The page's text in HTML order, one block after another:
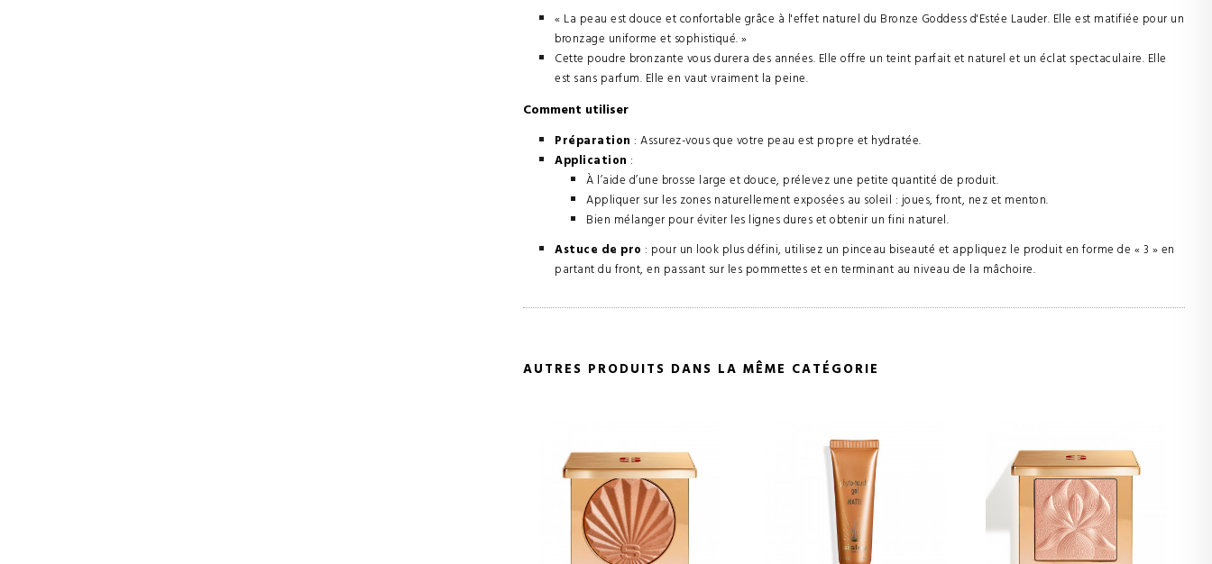
« La peau est douce et confortable grâce à l'effet naturel du Bronze Goddess d'Estée Lauder. Elle est matifiée pour un
bronzage uniforme et sophistiqué. »
Cette poudre bronzante vous durera des années. Elle offre un teint parfait et naturel et un éclat spectaculaire. Elle
est sans parfum. Elle en vaut vraiment la peine.
Comment utiliser
Préparation : Assurez-vous que votre peau est propre et hydratée.
Application :
À l’aide d’une brosse large et douce, prélevez une petite quantité de produit.
Appliquer sur les zones naturellement exposées au soleil : joues, front, nez et menton.
Bien mélanger pour éviter les lignes dures et obtenir un fini naturel.
Astuce de pro : pour un look plus défini, utilisez un pinceau biseauté et appliquez le produit en forme de « 3 » en
partant du front, en passant sur les pommettes et en terminant au niveau de la mâchoire.
AUTRES PRODUITS DANS LA MÊME CATÉGORIE